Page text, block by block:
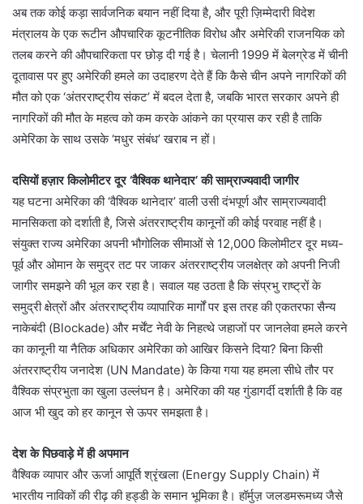
अब तक कोई कड़ा सार्वजनिक बयान नहीं दिया है, और पूरी ज़िम्मेदारी विदेश
मंत्रालय के एक रूटीन औपचारिक कूटनीतिक विरोध और अमेरिकी राजनयिक को
तलब करने की औपचारिकता पर छोड़ दी गई है। चेलानी 1999 में बेलग्रेड में चीनी
दूतावास पर हुए अमेरिकी हमले का उदाहरण देते हैं कि कैसे चीन अपने नागरिकों की
मौत को एक ‘अंतरराष्ट्रीय संकट’ में बदल देता है, जबकि भारत सरकार अपने ही
नागरिकों की मौत के महत्व को कम करके आंकने का प्रयास कर रही है ताकि
अमेरिका के साथ उसके ‘मधुर संबंध’ खराब न हों।
दसियों हज़ार किलोमीटर दूर ‘वैश्विक थानेदार’ की साम्राज्यवादी जागीर
यह घटना अमेरिका की ‘वैश्विक थानेदार’ वाली उसी दंभपूर्ण और साम्राज्यवादी
मानसिकता को दर्शाती है, जिसे अंतरराष्ट्रीय कानूनों की कोई परवाह नहीं है।
संयुक्त राज्य अमेरिका अपनी भौगोलिक सीमाओं से 12,000 किलोमीटर दूर मध्य-
पूर्व और ओमान के समुद्र तट पर जाकर अंतरराष्ट्रीय जलक्षेत्र को अपनी निजी
जागीर समझने की भूल कर रहा है। सवाल यह उठता है कि संप्रभु राष्ट्रों के
समुद्री क्षेत्रों और अंतरराष्ट्रीय व्यापारिक मार्गों पर इस तरह की एकतरफा सैन्य
नाकेबंदी (Blockade) और मर्चेंट नेवी के निहत्थे जहाजों पर जानलेवा हमले करने
का कानूनी या नैतिक अधिकार अमेरिका को आखिर किसने दिया? बिना किसी
अंतरराष्ट्रीय जनादेश (UN Mandate) के किया गया यह हमला सीधे तौर पर
वैश्विक संप्रभुता का खुला उल्लंघन है। अमेरिका की यह गुंडागर्दी दर्शाती है कि वह
आज भी खुद को हर कानून से ऊपर समझता है।
देश के पिछवाड़े में ही अपमान
वैश्विक व्यापार और ऊर्जा आपूर्ति श्रृंखला (Energy Supply Chain) में
भारतीय नाविकों की रीढ़ की हड्डी के समान भूमिका है। हॉर्मुज़ जलडमरूमध्य जैसे